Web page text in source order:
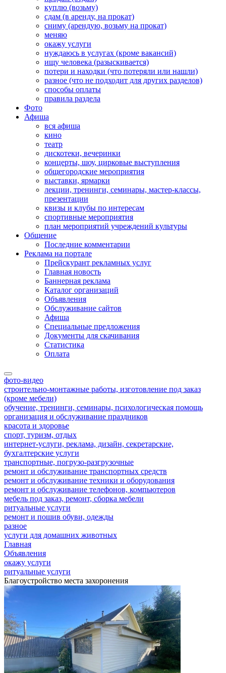
куплю (возьму)
сдам (в аренду, на прокат)
сниму (арендую, возьму на прокат)
меняю
окажу услуги
нуждаюсь в услугах (кроме вакансий)
ищу человека (разыскивается)
потери и находки (что потеряли или нашли)
разное (что не подходит для других разделов)
способы оплаты
правила раздела
Фото
Афиша
вся афиша
кино
театр
дискотеки, вечеринки
концерты, шоу, цирковые выступления
общегородские мероприятия
выставки, ярмарки
лекции, тренинги, семинары, мастер-классы,
презентации
квизы и клубы по интересам
спортивные мероприятия
план мероприятий учреждений культуры
Общение
Последние комментарии
Реклама на портале
Прейскурант рекламных услуг
Главная новость
Баннерная реклама
Каталог организаций
Объявления
Обслуживание сайтов
Афиша
Специальные предложения
Документы для скачивания
Статистика
Оплата
фото-видео
строительно-монтажные работы, изготовление под заказ
(кроме мебели)
обучение, тренинги, семинары, психологическая помощь
организация и обслуживание праздников
красота и здоровье
спорт, туризм, отдых
интернет-услуги, реклама, дизайн, секретарские,
бухгалтерские услуги
транспортные, погрузо-разгрузочные
ремонт и обслуживание транспортных средств
ремонт и обслуживание техники и оборудования
ремонт и обслуживание телефонов, компьютеров
мебель под заказ, ремонт, сборка мебели
ритуальные услуги
ремонт и пошив обуви, одежды
разное
услуги для домашних животных
Главная
Объявления
окажу услуги
ритуальные услуги
Благоустройство места захоронения